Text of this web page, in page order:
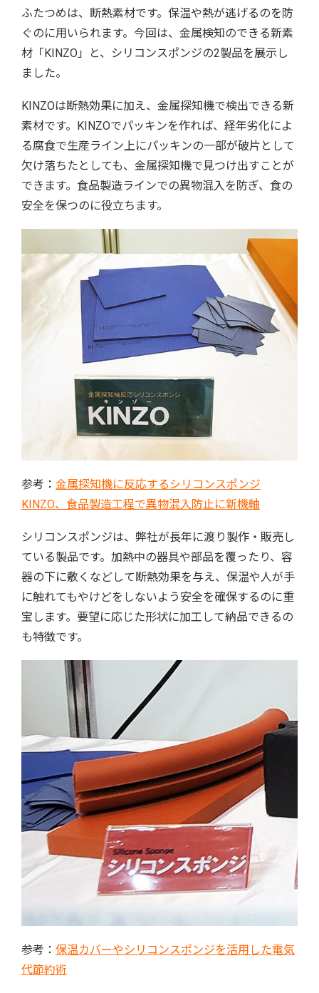
ふたつめは、断熱素材です。保温や熱が逃げるのを防
ぐのに用いられます。今回は、金属検知のできる新素
材「KINZO」と、シリコンスポンジの2製品を展示し
ました。
KINZOは断熱効果に加え、金属探知機で検出できる新
素材です。KINZOでパッキンを作れば、経年劣化によ
る腐食で生産ライン上にパッキンの一部が破片として
欠け落ちたとしても、金属探知機で見つけ出すことが
できます。食品製造ラインでの異物混入を防ぎ、食の
安全を保つのに役立ちます。
参考： 金属探知機に反応するシリコンスポンジ
KINZO、食品製造工程で異物混入防止に新機軸
シリコンスポンジは、弊社が長年に渡り製作・販売し
ている製品です。加熱中の器具や部品を覆ったり、容
器の下に敷くなどして断熱効果を与え、保温や人が手
に触れてもやけどをしないよう安全を確保するのに重
宝します。要望に応じた形状に加工して納品できるの
も特徴です。
参考： 保温カバーやシリコンスポンジを活用した電気
代節約術